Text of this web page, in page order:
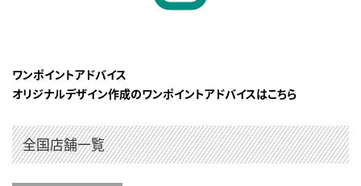
ワンポイントアドバイス
オリジナルデザイン作成のワンポイントアドバイスはこちら
全国店舗一覧